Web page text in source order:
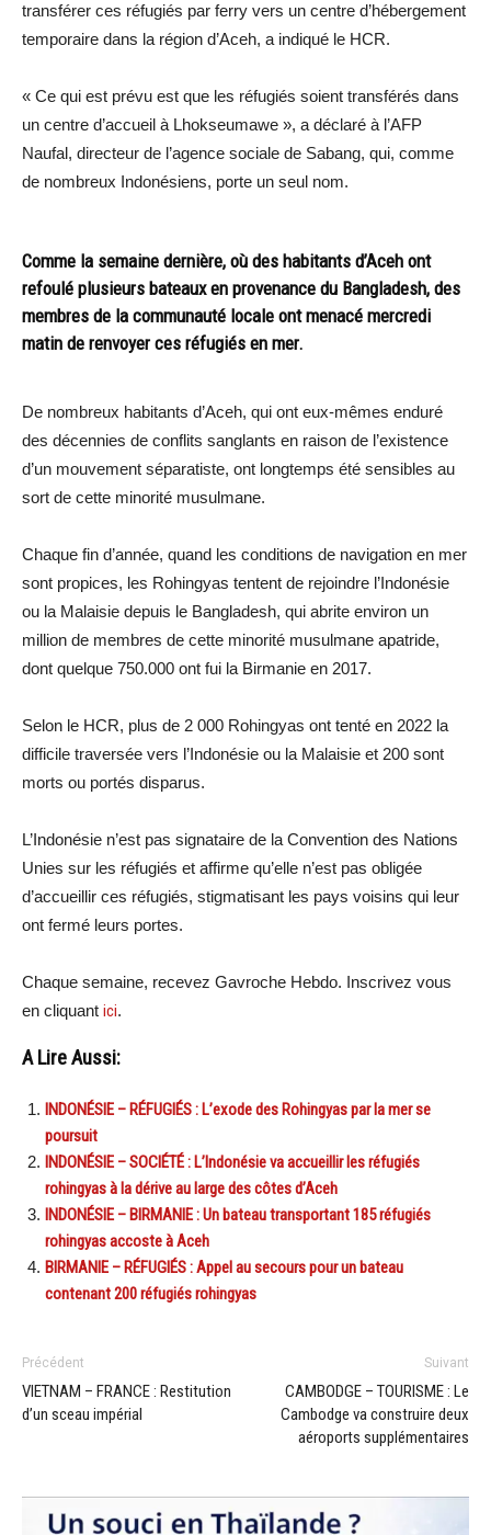
transférer ces réfugiés par ferry vers un centre d’hébergement
temporaire dans la région d’Aceh, a indiqué le HCR.
« Ce qui est prévu est que les réfugiés soient transférés dans
un centre d’accueil à Lhokseumawe », a déclaré à l’AFP
Naufal, directeur de l’agence sociale de Sabang, qui, comme
de nombreux Indonésiens, porte un seul nom.
Comme la semaine dernière, où des habitants d’Aceh ont
refoulé plusieurs bateaux en provenance du Bangladesh, des
membres de la communauté locale ont menacé mercredi
matin de renvoyer ces réfugiés en mer.
De nombreux habitants d’Aceh, qui ont eux-mêmes enduré
des décennies de conflits sanglants en raison de l’existence
d’un mouvement séparatiste, ont longtemps été sensibles au
sort de cette minorité musulmane.
Chaque fin d’année, quand les conditions de navigation en mer
sont propices, les Rohingyas tentent de rejoindre l’Indonésie
ou la Malaisie depuis le Bangladesh, qui abrite environ un
million de membres de cette minorité musulmane apatride,
dont quelque 750.000 ont fui la Birmanie en 2017.
Selon le HCR, plus de 2 000 Rohingyas ont tenté en 2022 la
difficile traversée vers l’Indonésie ou la Malaisie et 200 sont
morts ou portés disparus.
L’Indonésie n’est pas signataire de la Convention des Nations
Unies sur les réfugiés et affirme qu’elle n’est pas obligée
d’accueillir ces réfugiés, stigmatisant les pays voisins qui leur
ont fermé leurs portes.
Chaque semaine, recevez Gavroche Hebdo. Inscrivez vous
en cliquant ici.
A Lire Aussi:
INDONÉSIE – RÉFUGIÉS : L’exode des Rohingyas par la mer se
poursuit
INDONÉSIE – SOCIÉTÉ : L’Indonésie va accueillir les réfugiés
rohingyas à la dérive au large des côtes d’Aceh
INDONÉSIE – BIRMANIE : Un bateau transportant 185 réfugiés
rohingyas accoste à Aceh
BIRMANIE – RÉFUGIÉS : Appel au secours pour un bateau
contenant 200 réfugiés rohingyas
Précédent
VIETNAM – FRANCE : Restitution
d’un sceau impérial
Suivant
CAMBODGE – TOURISME : Le
Cambodge va construire deux
aéroports supplémentaires